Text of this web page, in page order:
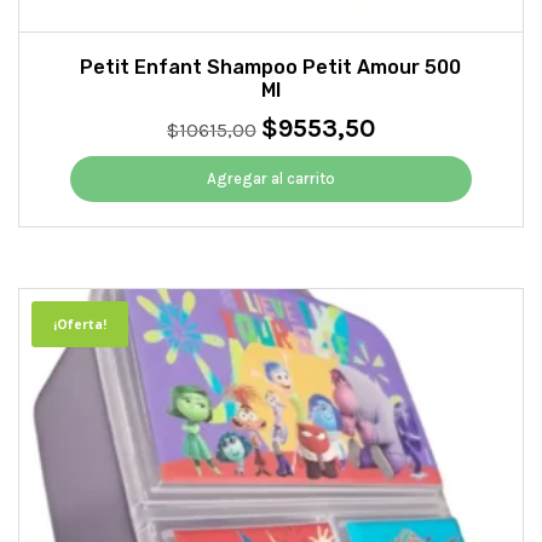
Petit Enfant Shampoo Petit Amour 500
Ml
$10615,00 El
precio
original
era:
$10615,00.
$9553,50El
precio
es:
$9553,50.
Agregar al carrito
¡Oferta!